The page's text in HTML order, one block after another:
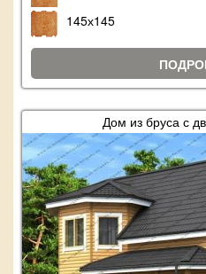
145х145
Дом из бруса с